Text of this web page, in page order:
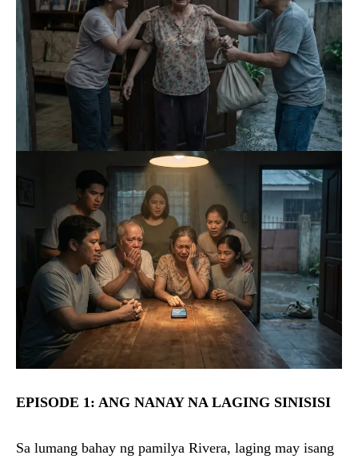
EPISODE 1: ANG NANAY NA LAGING SINISISI
Sa lumang bahay ng pamilya Rivera, laging may isang